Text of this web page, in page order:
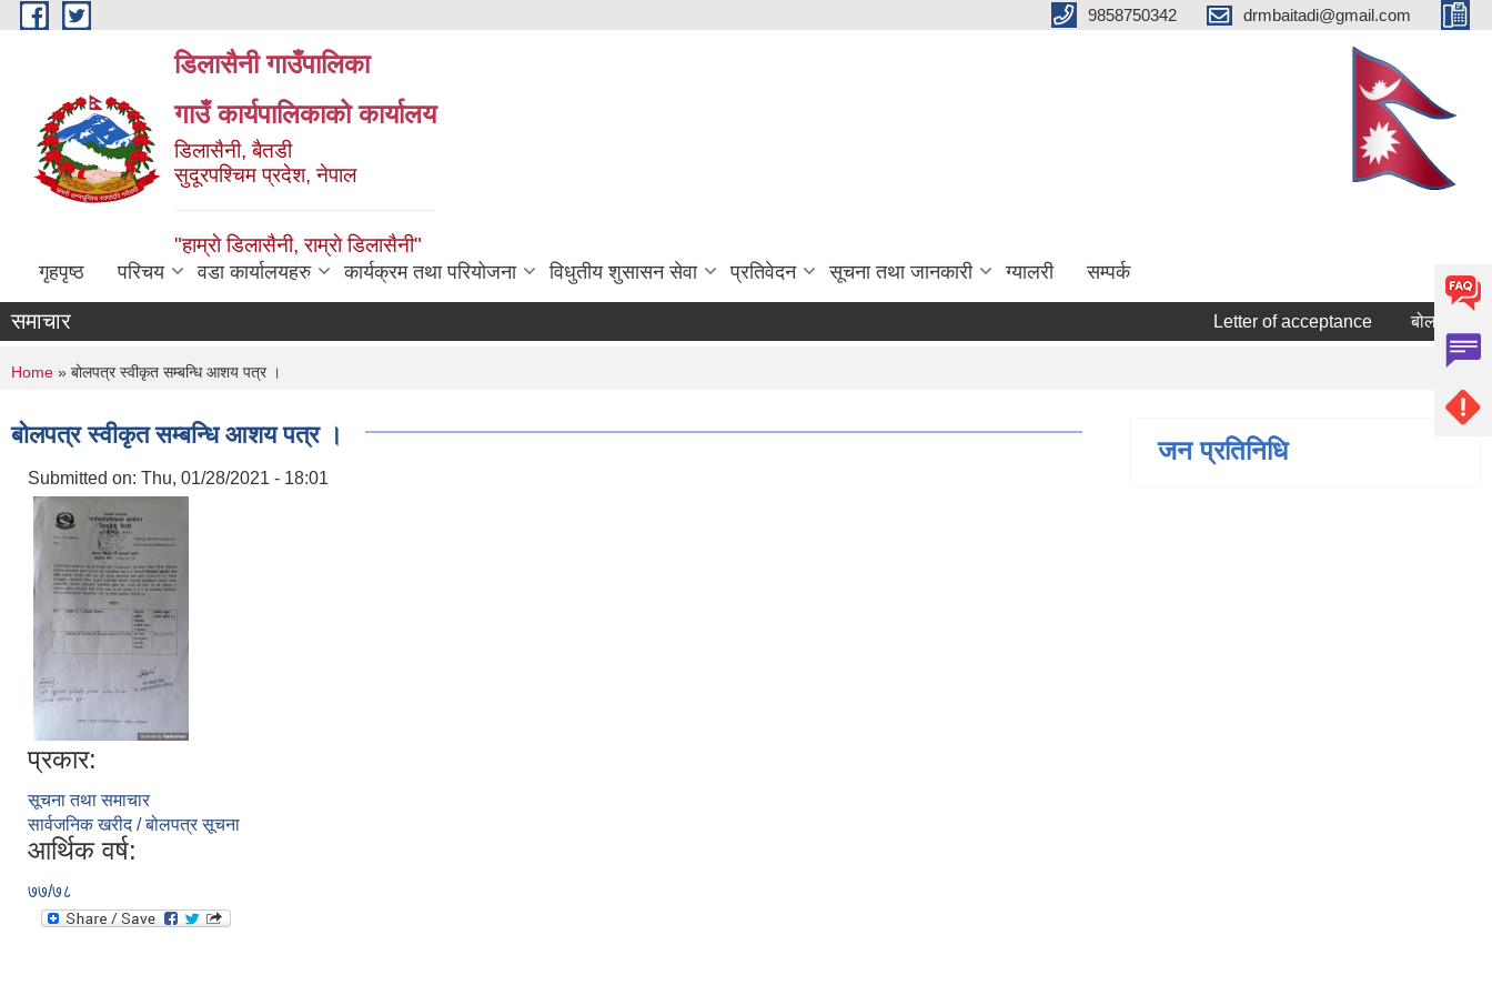
Skip to main content 9858750342 drmbaitadi@gmail.com
डिलासैनी गाउँपालिका
गाउँ कार्यपालिकाको कार्यालय
डिलासैनी, बैतडी
सुदूरपश्चिम प्रदेश, नेपाल
"हाम्राे डिलासैनी, राम्राे डिलासैनी"
गृहपृष्ठ परिचय वडा कार्यालयहरु कार्यक्रम तथा परियोजना विधुतीय शुसासन सेवा प्रतिवेदन सूचना तथा जानकारी ग्यालरी सम्पर्क
समाचार Letter of acceptance बोलपत्र स्वीकृत
You are here
Home » बोलपत्र स्वीकृत सम्बन्धि आशय पत्र ।
बोलपत्र स्वीकृत सम्बन्धि आशय पत्र ।
Submitted on: Thu, 01/28/2021 - 18:01
प्रकार:
सूचना तथा समाचार
सार्वजनिक खरीद / बोलपत्र सूचना
आर्थिक वर्ष:
७७/७८
जन प्रतिनिधि